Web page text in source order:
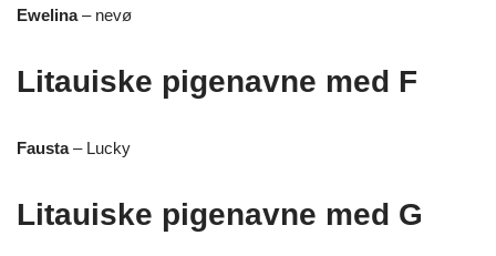
Ewelina– nevø
Litauiske pigenavne med F
Fausta– Lucky
Litauiske pigenavne med G